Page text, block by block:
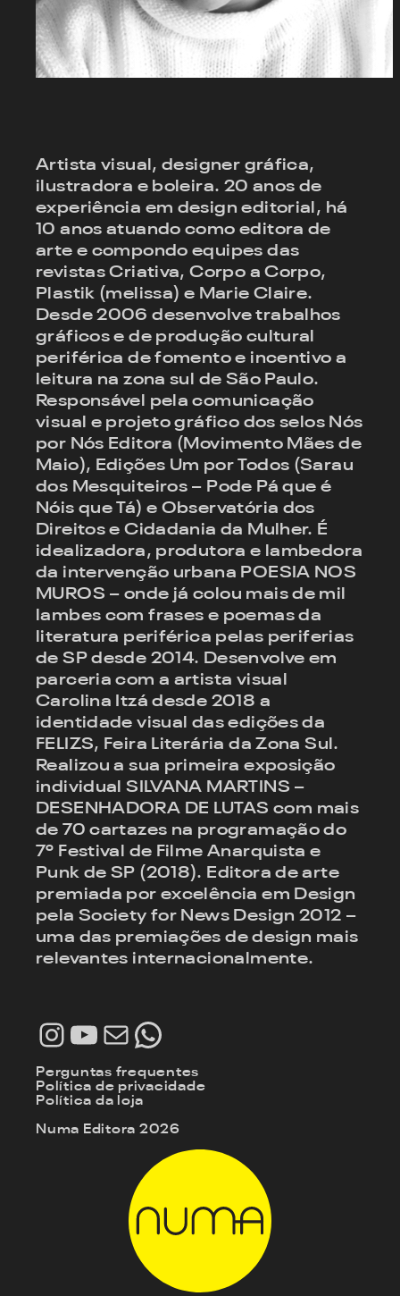
Artista visual, designer gráfica,
ilustradora e boleira. 20 anos de
experiência em design editorial, há
10 anos atuando como editora de
arte e compondo equipes das
revistas Criativa, Corpo a Corpo,
Plastik (melissa) e Marie Claire.
Desde 2006 desenvolve trabalhos
gráficos e de produção cultural
periférica de fomento e incentivo a
leitura na zona sul de São Paulo.
Responsável pela comunicação
visual e projeto gráfico dos selos Nós
por Nós Editora (Movimento Mães de
Maio), Edições Um por Todos (Sarau
dos Mesquiteiros – Pode Pá que é
Nóis que Tá) e Observatória dos
Direitos e Cidadania da Mulher. É
idealizadora, produtora e lambedora
da intervenção urbana POESIA NOS
MUROS – onde já colou mais de mil
lambes com frases e poemas da
literatura periférica pelas periferias
de SP desde 2014. Desenvolve em
parceria com a artista visual
Carolina Itzá desde 2018 a
identidade visual das edições da
FELIZS, Feira Literária da Zona Sul.
Realizou a sua primeira exposição
individual SILVANA MARTINS –
DESENHADORA DE LUTAS com mais
de 70 cartazes na programação do
7º Festival de Filme Anarquista e
Punk de SP (2018). Editora de arte
premiada por excelência em Design
pela Society for News Design 2012 –
uma das premiações de design mais
relevantes internacionalmente.
Instagram
Youtube
E-mailWhatsApp
Perguntas frequentes
Política de privacidade
Política da loja
Numa Editora 2026